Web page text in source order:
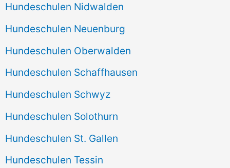
Hundeschulen Nidwalden
Hundeschulen Neuenburg
Hundeschulen Oberwalden
Hundeschulen Schaffhausen
Hundeschulen Schwyz
Hundeschulen Solothurn
Hundeschulen St. Gallen
Hundeschulen Tessin